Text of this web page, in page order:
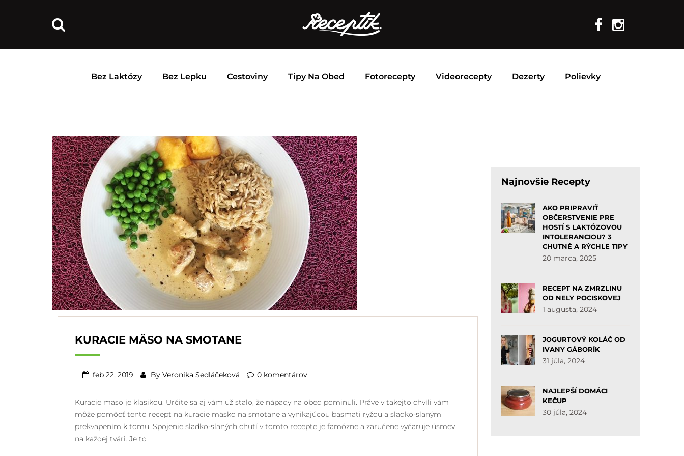
Bez Laktózy Bez Lepku Cestoviny Tipy Na Obed Fotorecepty Videorecepty Dezerty Polievky
KURACIE MÄSO NA SMOTANE
feb 22, 2019 By Veronika Sedláčeková 0 komentárov
Kuracie mäso je klasikou. Určite sa aj vám už stalo, že nápady na obed pominuli. Práve v takejto chvíli vám
môže pomôcť tento recept na kuracie mäsko na smotane a vynikajúcou basmati ryžou a sladko-slaným
prekvapením k tomu. Spojenie sladko-slaných chutí v tomto recepte je famózne a zaručene vyčaruje úsmev
na každej tvári. Je to
Najnovšie Recepty
AKO PRIPRAVIŤ
OBČERSTVENIE PRE
HOSTÍ S LAKTÓZOVOU
INTOLERANCIOU? 3
CHUTNÉ A RÝCHLE TIPY
20 marca, 2025
RECEPT NA ZMRZLINU
OD NELY POCISKOVEJ
1 augusta, 2024
JOGURTOVÝ KOLÁČ OD
IVANY GÁBORÍK
31 júla, 2024
NAJLEPŠÍ DOMÁCI
KEČUP
30 júla, 2024